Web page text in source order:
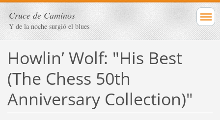
Cruce de Caminos
Y de la noche surgió el blues
Howlin’ Wolf: "His Best
(The Chess 50th
Anniversary Collection)"